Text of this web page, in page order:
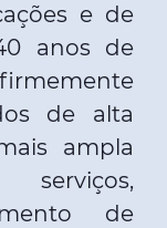
e de
anos de
de alta
ampla
de